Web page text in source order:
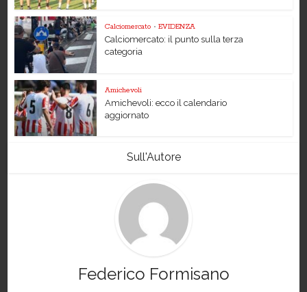
Calciomercato • EVIDENZA
Calciomercato: il punto sulla terza
categoria
Amichevoli
Amichevoli: ecco il calendario
aggiornato
Sull'Autore
Federico Formisano